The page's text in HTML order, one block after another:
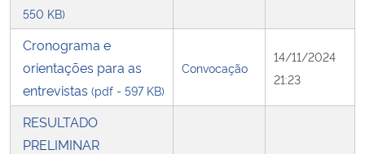
550 KB)
Cronograma e
orientações para as
entrevistas (pdf - 597 KB)
Convocação
14/11/2024
21:23
RESULTADO
PRELIMINAR